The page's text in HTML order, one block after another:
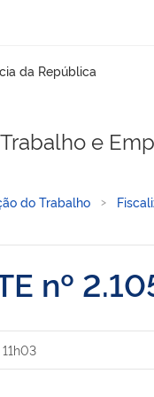
navegação e
do Trabalho
nº